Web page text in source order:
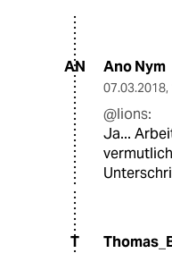
AN Ano Nym
07.03.2018,
@lions:
Ja...
T